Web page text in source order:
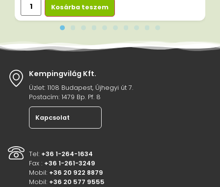
Kosárba teszem
Kempingvilág Kft.
Üzlet: 1108 Budapest, Újhegyi út 7.
Postacím: 1479 Bp. Pf. 8
Kapcsolat
Tel: +36 1-264-1634
Fax : +36 1-261-3249
Mobil: +36 20 922 8879
Mobil: +36 20 577 9555